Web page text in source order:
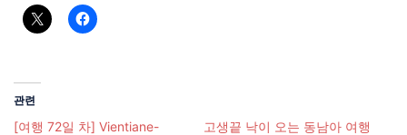
관련
[여행 72일 차] Vientiane-
고생끝 낙이 오는 동남아 여행